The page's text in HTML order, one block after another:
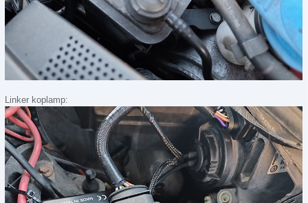
Linker koplamp: